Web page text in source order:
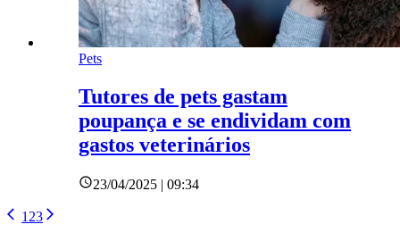
Pets
Tutores de pets gastam
poupança e se endividam com
gastos veterinários
23/04/2025 | 09:34
1 23